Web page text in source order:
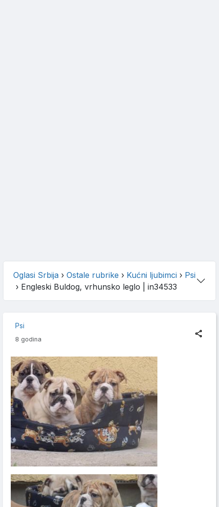
Oglasi Srbija › Ostale rubrike › Kućni ljubimci › Psi
› Engleski Buldog, vrhunsko leglo | in34533
Psi
8 godina